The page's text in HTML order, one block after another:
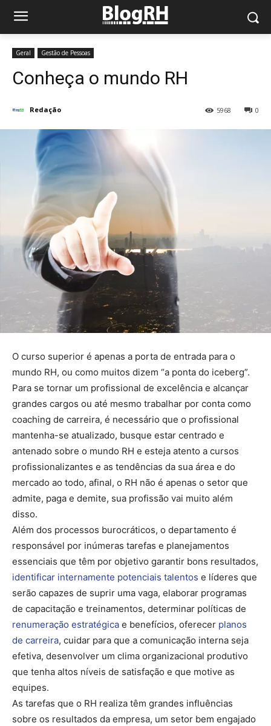
Geral Gestão de Pessoas
Conheça o mundo RH
Redação 0
5968
O curso superior é apenas a porta de entrada para o
mundo RH, ou como muitos dizem “a ponta do iceberg”.
Para se tornar um profissional de excelência e alcançar
grandes cargos ou até mesmo trabalhar por conta como
coaching de carreira, é necessário que o profissional
mantenha-se atualizado, busque estar centrado e
antenado sobre o mundo RH e esteja atento a cursos
profissionalizantes e as tendências da sua área e do
mercado ao todo, afinal, o RH não é apenas o setor que
admite, paga e demite, sua profissão vai muito além
disso.
Além dos processos burocráticos, o departamento é
responsável por inúmeras tarefas e planejamentos
essenciais que têm por objetivo garantir bons resultados,
identificar internamente potenciais talentos e líderes que
serão capazes de suprir uma vaga, elaborar programas
de capacitação e treinamentos, determinar políticas de
renumeração estratégica e benefícios, oferecer planos
de carreira, cuidar para que a comunicação interna seja
efetiva, desenvolver um clima organizacional produtivo
que tenha altos níveis de satisfação e que motive as
equipes.
As tarefas que o RH realiza têm grandes influências
sobre os resultados da empresa, um setor bem engajado